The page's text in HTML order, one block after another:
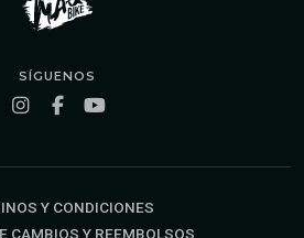
SÍGUENOS
Y CONDICIONES
CAMBIOS Y REEMBOLSOS